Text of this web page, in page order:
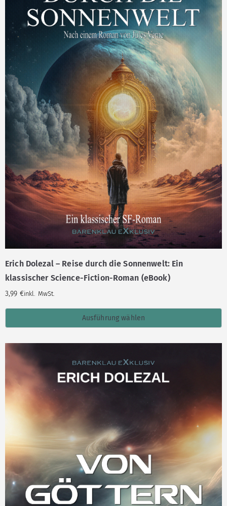
Erich Dolezal – Reise durch die Sonnenwelt: Ein
klassischer Science-Fiction-Roman (eBook)
3,99 €inkl. MwSt.
Ausführung wählen